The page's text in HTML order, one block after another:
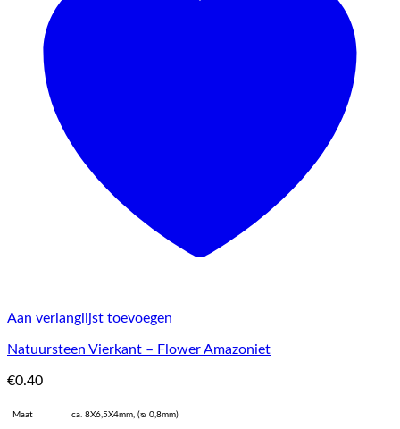
Aan verlanglijst toevoegen
Natuursteen Vierkant – Flower Amazoniet
€0.40
Maat ca. 8X6,5X4mm, (ᴓ 0,8mm)